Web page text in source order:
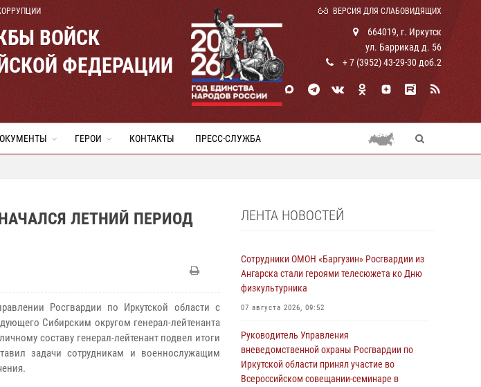
ВЕРСИЯ ДЛЯ СЛАБОВИДЯЩИХ
ВОЙСК
ФЕДЕРАЦИИ
664019, г. Иркутск
ул. Баррикад д. 56
+ 7 (3952) 43-29-30 доб.2
ГЕРОИ КОНТАКТЫ ПРЕСС-СЛУЖБА
ЛЕТНИЙ ПЕРИОД
Росгвардии по Иркутской области с
Сибирским округом генерал-лейтенанта
составу генерал-лейтенант подвел итоги
задачи сотрудникам и военнослужащим
ЛЕНТА НОВОСТЕЙ
Сотрудники ОМОН «Баргузин» Росгвардии из
Ангарска стали героями телесюжета ко Дню
физкультурника
07 августа 2026, 09:52
Руководитель Управления
вневедомственной охраны Росгвардии по
Иркутской области принял участие во
Всероссийском совещании-семинаре в